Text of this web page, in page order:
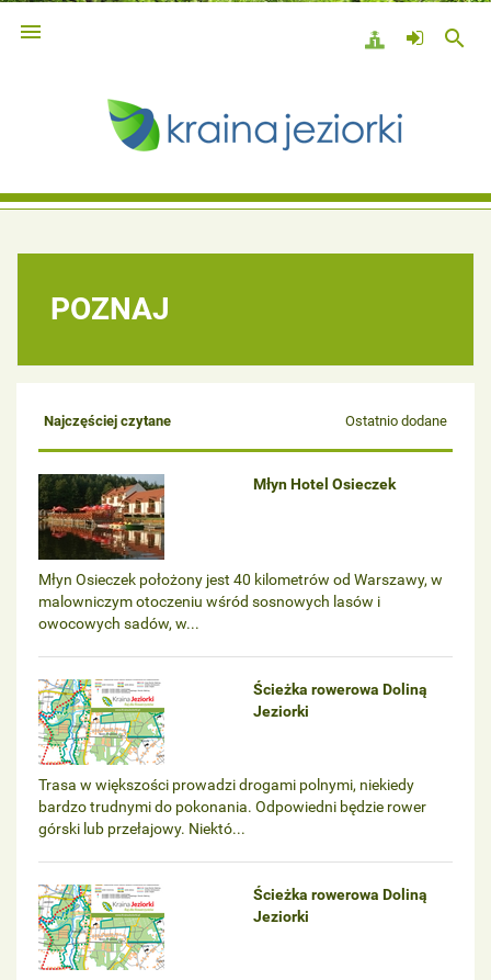
 search
POZNAJ
Najczęściej czytane Ostatnio dodane
Młyn Hotel Osieczek
Młyn Osieczek położony jest 40 kilometrów od Warszawy, w
malowniczym otoczeniu wśród sosnowych lasów i
owocowych sadów, w...
Ścieżka rowerowa Doliną
Jeziorki
Trasa w większości prowadzi drogami polnymi, niekiedy
bardzo trudnymi do pokonania. Odpowiedni będzie rower
górski lub przełajowy. Niektó...
Ścieżka rowerowa Doliną
Jeziorki